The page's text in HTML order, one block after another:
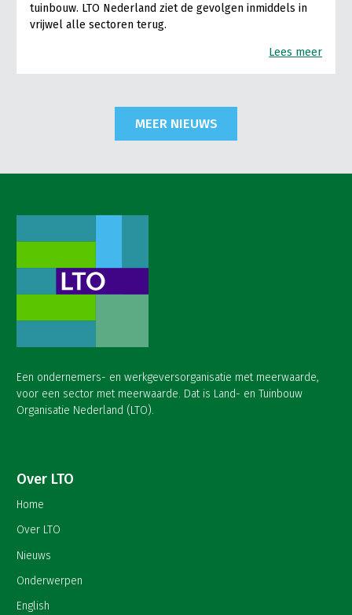
tuinbouw. LTO Nederland ziet de gevolgen inmiddels in
vrijwel alle sectoren terug.
Lees meer
MEER NIEUWS
Een ondernemers- en werkgeversorganisatie met meerwaarde,
voor een sector met meerwaarde. Dat is Land- en Tuinbouw
Organisatie Nederland (LTO).
Over LTO
Home
Over LTO
Nieuws
Onderwerpen
English